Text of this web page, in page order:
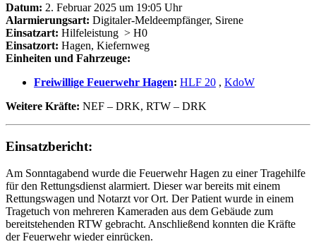
Datum: 2. Februar 2025 um 19:05 Uhr
Alarmierungsart: Digitaler-Meldeempfänger, Sirene
Einsatzart: Hilfeleistung > H0
Einsatzort: Hagen, Kiefernweg
Einheiten und Fahrzeuge:
Freiwillige Feuerwehr Hagen: HLF 20 , KdoW
Weitere Kräfte: NEF – DRK, RTW – DRK
Einsatzbericht:
Am Sonntagabend wurde die Feuerwehr Hagen zu einer Tragehilfe
für den Rettungsdienst alarmiert. Dieser war bereits mit einem
Rettungswagen und Notarzt vor Ort. Der Patient wurde in einem
Tragetuch von mehreren Kameraden aus dem Gebäude zum
bereitstehenden RTW gebracht. Anschließend konnten die Kräfte
der Feuerwehr wieder einrücken.